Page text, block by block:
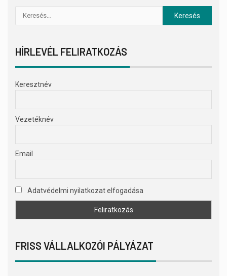
HÍRLEVÉL FELIRATKOZÁS
Keresztnév
Vezetéknév
Email
Adatvédelmi nyilatkozat elfogadása
FRISS VÁLLALKOZÓI PÁLYÁZAT